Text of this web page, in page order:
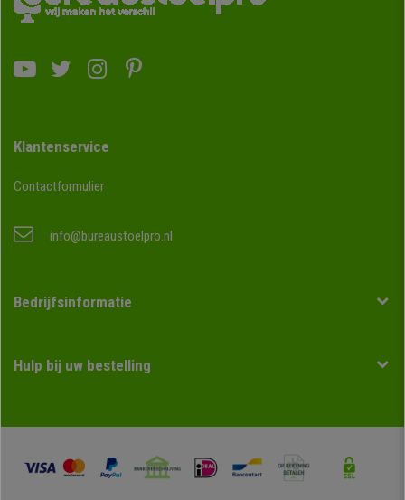
Klantenservice
Contactformulier
info@bureaustoelpro.nl
Bedrijfsinformatie
Hulp bij uw bestelling